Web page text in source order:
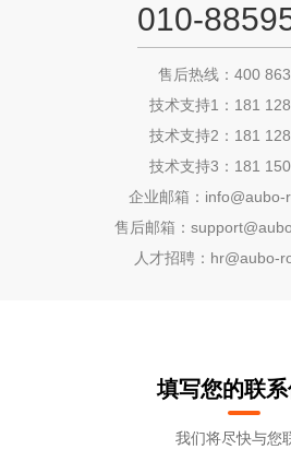
010-
售后热线：400
技术支持1：181
技术支持2：181
技术支持3：181
企业邮箱：info@aubo-
售后邮箱：
人才招聘：hr@aubo-
填写您的联
我们将尽快与您